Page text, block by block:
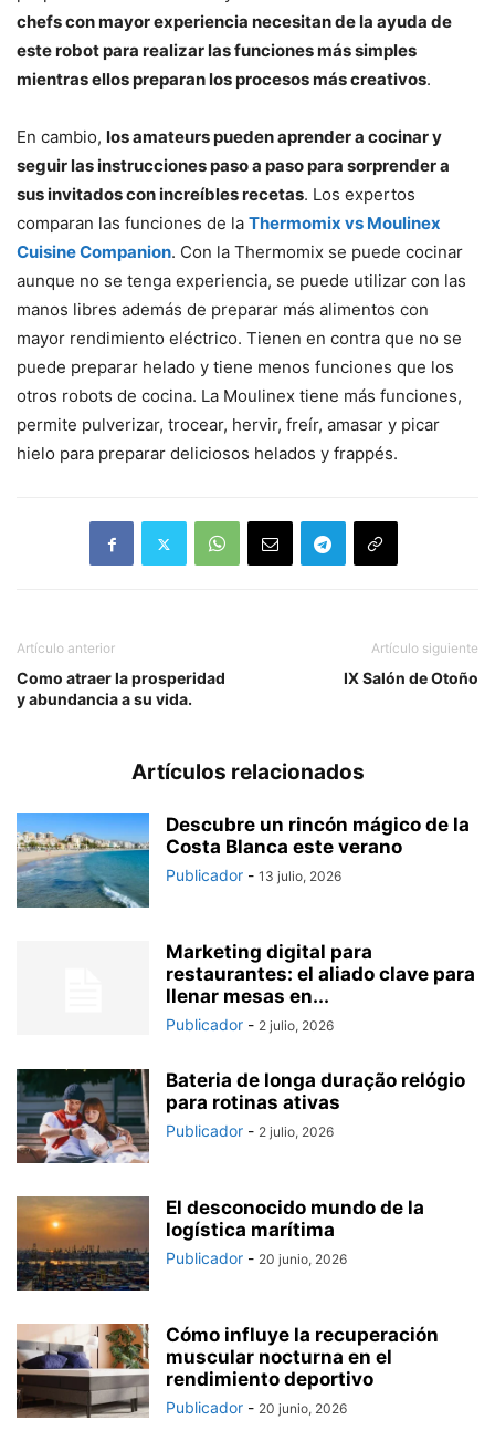
chefs con mayor experiencia necesitan de la ayuda de
este robot para realizar las funciones más simples
mientras ellos preparan los procesos más creativos.
En cambio, los amateurs pueden aprender a cocinar y
seguir las instrucciones paso a paso para sorprender a
sus invitados con increíbles recetas. Los expertos
comparan las funciones de la Thermomix vs Moulinex
Cuisine Companion. Con la Thermomix se puede cocinar
aunque no se tenga experiencia, se puede utilizar con las
manos libres además de preparar más alimentos con
mayor rendimiento eléctrico. Tienen en contra que no se
puede preparar helado y tiene menos funciones que los
otros robots de cocina. La Moulinex tiene más funciones,
permite pulverizar, trocear, hervir, freír, amasar y picar
hielo para preparar deliciosos helados y frappés.
Artículo anterior
Como atraer la prosperidad
y abundancia a su vida.
Artículo siguiente
IX Salón de Otoño
Artículos relacionados
Descubre un rincón mágico de la
Costa Blanca este verano
Publicador - 13 julio, 2026
Marketing digital para
restaurantes: el aliado clave para
llenar mesas en...
Publicador - 2 julio, 2026
Bateria de longa duração relógio
para rotinas ativas
Publicador - 2 julio, 2026
El desconocido mundo de la
logística marítima
Publicador - 20 junio, 2026
Cómo influye la recuperación
muscular nocturna en el
rendimiento deportivo
Publicador - 20 junio, 2026